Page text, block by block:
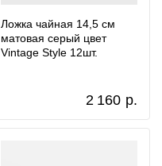
Ложка чайная 14,5 см
матовая серый цвет
Vintage Style 12шт.
2 160 р.